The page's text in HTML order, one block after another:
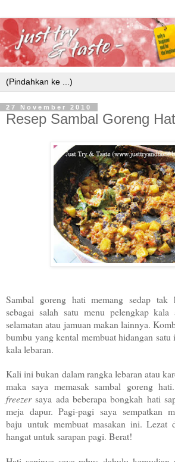
27 November 2010
Resep Sambal Goreng
Sambal goreng hati memang sedap tak
sebagai salah satu menu pelengkap
selamatan atau jamuan makan lainnya.
bumbu yang kental membuat hidangan
kala lebaran.
Kali ini bukan dalam rangka lebaran atau
maka saya memasak sambal goreng
freezersaya ada beberapa bongkah hati
meja dapur. Pagi-pagi saya sempatkan
baju untuk membuat masakan ini. Lezat
hangat untuk sarapan pagi. Berat!